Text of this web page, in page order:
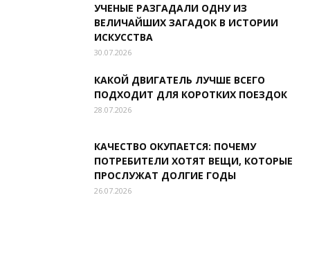
УЧЕНЫЕ РАЗГАДАЛИ ОДНУ ИЗ
ВЕЛИЧАЙШИХ ЗАГАДОК В ИСТОРИИ
ИСКУССТВА
30.07.2026
КАКОЙ ДВИГАТЕЛЬ ЛУЧШЕ ВСЕГО
ПОДХОДИТ ДЛЯ КОРОТКИХ ПОЕЗДОК
28.07.2026
КАЧЕСТВО ОКУПАЕТСЯ: ПОЧЕМУ
ПОТРЕБИТЕЛИ ХОТЯТ ВЕЩИ, КОТОРЫЕ
ПРОСЛУЖАТ ДОЛГИЕ ГОДЫ
26.07.2026